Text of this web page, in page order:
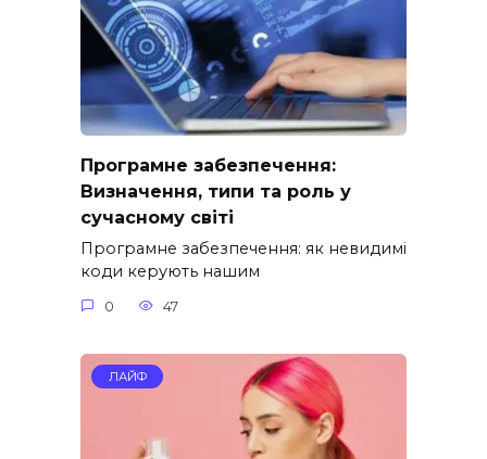
Програмне забезпечення:
Визначення, типи та роль у
сучасному світі
Програмне забезпечення: як невидимі
коди керують нашим
0 47
ЛАЙФ